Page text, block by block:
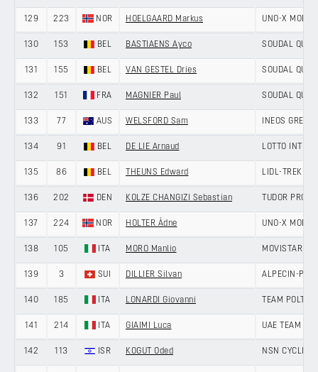
129 223 NOR HOELGAARD Markus UNO-X
130 153 BEL BASTIAENS Ayco SOUDAL
131 155 BEL VAN GESTEL Dries SOUDAL
132 151 FRA MAGNIER Paul SOUDAL
133 77 AUS WELSFORD Sam INEOS
134 91 BEL DE LIE Arnaud LOTTO
135 86 BEL THEUNS Edward LIDL-TREK
136 202 DEN KOLZE CHANGIZI Sebastian TUDOR PRO
137 224 NOR HOLTER Ådne UNO-X
138 105 ITA MORO Manlio MOVISTAR
139 3 SUI DILLIER Silvan ALPECIN-
140 185 ITA LONARDI Giovanni TEAM POLTI
141 214 ITA GIAIMI Luca UAE TEAM
142 113 ISR KOGUT Oded NSN CYCLING